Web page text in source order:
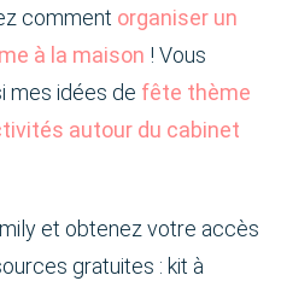
comment organiser un
à la maison ! Vous
mes idées de fête thème
autour du cabinet
et obtenez votre accès
gratuites : kit à